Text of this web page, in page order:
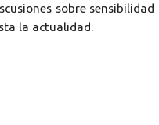
sobre sensibilidad
la actualidad.